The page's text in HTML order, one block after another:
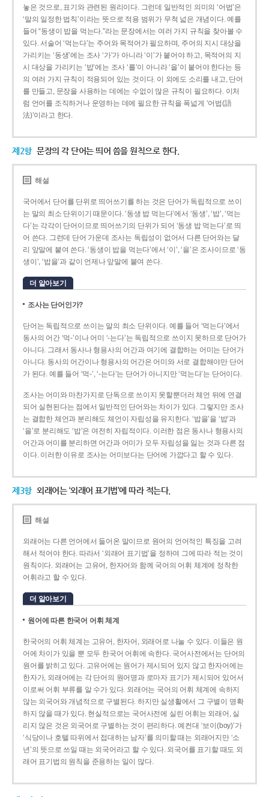
놓은 것으로, 표기와 관련된 원리이다. 그런데 일반적인 의미의 ‘어법’은
‘말의 일정한 법칙’이라는 뜻으로 적용 범위가 무척 넓은 개념이다. 예를
들어 “동생이 밥을 먹는다.”라는 문장에서는 여러 가지 규칙을 찾아볼 수
있다. 서술어 ‘먹는다’는 주어와 목적어가 필요하며, 주어의 지시 대상을
가리키는 ‘동생’에는 조사 ‘가’가 아니라 ‘이’가 붙어야 하고, 목적어의 지
시 대상을 가리키는 ‘밥’에는 조사 ‘를’이 아니라 ‘을’이 붙어야 한다는 등
의 여러 가지 규칙이 적용되어 있는 것이다. 이 외에도 소리를 내고, 단어
를 만들고, 문장을 사용하는 데에는 수없이 많은 규칙이 필요하다. 이처
럼 언어를 조직하거나 운영하는 데에 필요한 규칙을 폭넓게 ‘어법(語
法)’이라고 한다.
제2항 문장의 각 단어는 띄어 씀을 원칙으로 한다.
해설
국어에서 단어를 단위로 띄어쓰기를 하는 것은 단어가 독립적으로 쓰이
는 말의 최소 단위이기 때문이다. ‘동생 밥 먹는다’에서 ‘동생’, ‘밥’, ‘먹는
다’는 각각이 단어이므로 띄어쓰기의 단위가 되어 ‘동생 밥 먹는다’로 띄
어 쓴다. 그런데 단어 가운데 조사는 독립성이 없어서 다른 단어와는 달
리 앞말에 붙여 쓴다. ‘동생이 밥을 먹는다’에서 ‘이’, ‘을’은 조사이므로 ‘동
생이’, ‘밥을’과 같이 언제나 앞말에 붙여 쓴다.
더 알아보기
조사는 단어인가?
단어는 독립적으로 쓰이는 말의 최소 단위이다. 예를 들어 ‘먹는다’에서
동사의 어간 ‘먹-­’이나 어미 ‘­-는다’는 독립적으로 쓰이지 못하므로 단어가
아니다. 그래서 동사나 형용사의 어간과 여기에 결합하는 어미는 단어가
아니다. 동사의 어간이나 형용사의 어간은 어미와 서로 결합해야만 단어
가 된다. 예를 들어 ‘먹-’, ‘-는다’는 단어가 아니지만 ‘먹는다’는 단어이다.
조사는 어미와 마찬가지로 단독으로 쓰이지 못할뿐더러 체언 뒤에 연결
되어 실현된다는 점에서 일반적인 단어와는 차이가 있다. 그렇지만 조사
는 결합한 체언과 분리해도 체언이 자립성을 유지한다. ‘밥을’을 ‘밥’과
‘을’로 분리해도 ‘밥’은 여전히 자립적이다. 이러한 점은 동사나 형용사의
어간과 어미를 분리하면 어간과 어미가 모두 자립성을 잃는 것과 다른 점
이다. 이러한 이유로 조사는 어미보다는 단어에 가깝다고 할 수 있다.
제3항 외래어는 ‘외래어 표기법’에 따라 적는다.
해설
외래어는 다른 언어에서 들어온 말이므로 원어의 언어적인 특징을 고려
해서 적어야 한다. 따라서 ‘외래어 표기법’을 정하여 그에 따라 적는 것이
원칙이다. 외래어는 고유어, 한자어와 함께 국어의 어휘 체계에 정착한
어휘라고 할 수 있다.
더 알아보기
원어에 따른 한국어 어휘 체계
한국어의 어휘 체계는 고유어, 한자어, 외래어로 나눌 수 있다. 이들은 원
어에 차이가 있을 뿐 모두 한국어 어휘에 속한다. 국어사전에서는 단어의
원어를 밝히고 있다. 고유어에는 원어가 제시되어 있지 않고 한자어에는
한자가, 외래어에는 각 단어의 원어명과 로마자 표기가 제시되어 있어서
이로써 어휘 부류를 알 수가 있다. 외래어는 국어의 어휘 체계에 속하지
않는 외국어와 개념적으로 구별된다. 하지만 실생활에서 그 구별이 명확
하지 않을 때가 있다. 현실적으로는 국어사전에 실린 어휘는 외래어, 실
리지 않은 것은 외국어로 구별하는 것이 편리하다. 예컨대 ‘보이(boy)’가
‘식당이나 호텔 따위에서 접대하는 남자’를 의미할 때는 외래어지만 ‘소
년’의 뜻으로 쓰일 때는 외국어라고 할 수 있다. 외국어를 표기할 때도 외
래어 표기법의 원칙을 준용하는 일이 많다.